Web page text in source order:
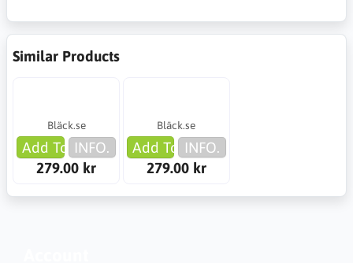
Similar Products
Bläck.se
Add To Cart
INFO.
279.00 kr
Bläck.se
Add To Cart
INFO.
279.00 kr